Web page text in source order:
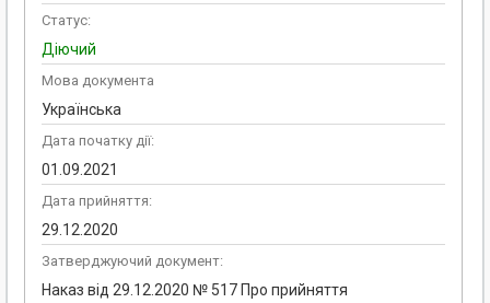
Статус:
Діючий
Мова документа
Українська
Дата початку дії:
01.09.2021
Дата прийняття:
29.12.2020
Затверджуючий документ:
Наказ від 29.12.2020 № 517 Про прийняття